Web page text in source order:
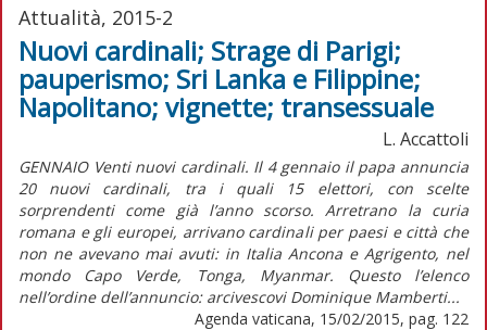
Attualità, 2015-2
Nuovi cardinali; Strage di Parigi;
pauperismo; Sri Lanka e Filippine;
Napolitano; vignette; transessuale
L. Accattoli
GENNAIO Venti nuovi cardinali. Il 4 gennaio il papa annuncia
20 nuovi cardinali, tra i quali 15 elettori, con scelte
sorprendenti come già l’anno scorso. Arretrano la curia
romana e gli europei, arrivano cardinali per paesi e città che
non ne avevano mai avuti: in Italia Ancona e Agrigento, nel
mondo Capo Verde, Tonga, Myanmar. Questo l’elenco
nell’ordine dell’annuncio: arcivescovi Dominique Mamberti...
Agenda vaticana, 15/02/2015, pag. 122